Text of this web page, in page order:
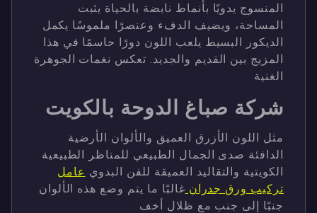
المنسوج يدويًا بأنماط نابضة بالحياة يثبت
المساحة، ويضيف الدفء وعنصرًا ملموسًا يكمل
الديكور البسيط يلعب اللون دورًا حاسمًا في هذا
المزيج بين القديم والجديد. تعكس نغمات الجوهرة
الغنية
شركة صباغ الدوحة بالكويت
مثل اللون الأزرق العميق والألوان الأرضية
الدافئة صدى الجمال الطبيعي للمناظر الطبيعية
الكويتية والتقاليد العميقة للفن البدويعامل
تركيب ورق جدرانغالبًا ما يتم وضع هذه الألوان
جنبًا إلى جنب مع ظلال أخف